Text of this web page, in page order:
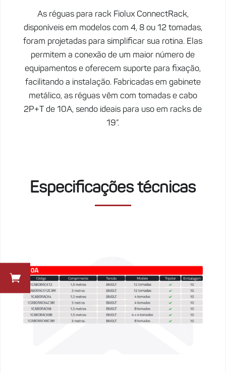
As réguas para rack Fiolux ConnectRack,
disponíveis em modelos com 4, 8 ou 12 tomadas,
foram projetadas para simplificar sua rotina. Elas
permitem a conexão de um maior número de
equipamentos e oferecem suporte para fixação,
facilitando a instalação. Fabricadas em gabinete
metálico, as réguas vêm com tomadas e cabo
2P+T de 10A, sendo ideais para uso em racks de
19”.
Especificações técnicas